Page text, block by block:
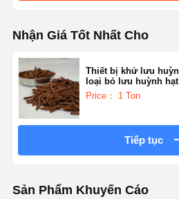
Nhận Giá Tốt Nhất Cho
Thiết bị khử lưu
loại bỏ lưu huỳnh
20) mm cho môi
ứng dụng
Price： 1 Ton
Tiếp tục
Sản Phẩm Khuyến Cáo